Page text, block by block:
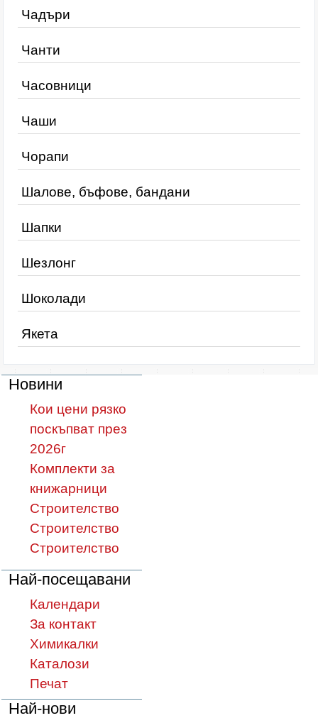
Чадъри
Чанти
Часовници
Чаши
Чорапи
Шалове, бъфове, бандани
Шапки
Шезлонг
Шоколади
Якета
Новини
Кои цени рязко
поскъпват през
2026г
Комплекти за
книжарници
Строителство
Строителство
Строителство
Най-посещавани
Календари
За контакт
Химикалки
Каталози
Печат
Най-нови